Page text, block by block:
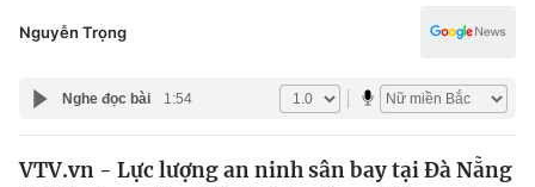
Đời sống
Giáo dục
Nguyễn Trọng
Nghe đọc bài 1:54
VTV.vn - Lực lượng an ninh sân bay tại Đà Nẵng